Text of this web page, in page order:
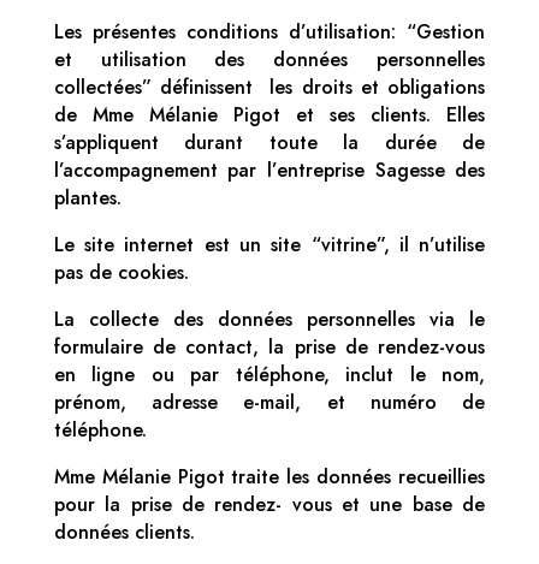
Les présentes conditions d’utilisation: “Gestion
et utilisation des données personnelles
collectées” définissent les droits et obligations
de Mme Mélanie Pigot et ses clients. Elles
s’appliquent durant toute la durée de
l’accompagnement par l’entreprise Sagesse des
plantes.
Le site internet est un site “vitrine”, il n’utilise
pas de cookies.
La collecte des données personnelles via le
formulaire de contact, la prise de rendez-vous
en ligne ou par téléphone, inclut le nom,
prénom, adresse e-mail, et numéro de
téléphone.
Mme Mélanie Pigot traite les données recueillies
pour la prise de rendez- vous et une base de
données clients.